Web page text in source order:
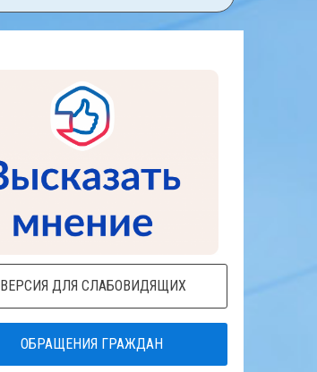
ВЕРСИЯ ДЛЯ СЛАБОВИДЯЩИХ
ОБРАЩЕНИЯ ГРАЖДАН